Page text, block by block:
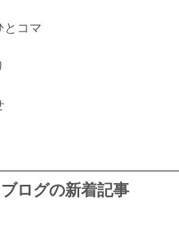
とコマ
ログの新着記事